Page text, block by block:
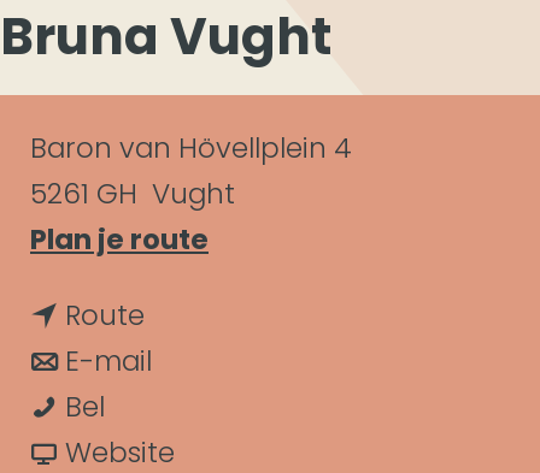
Bruna Vught
C
o
n
t
a
c
t
Baron van Hövellplein 4
5261 GH Vught
Plan je route
Route
a
r
E-mail
a
Bel
r
Website